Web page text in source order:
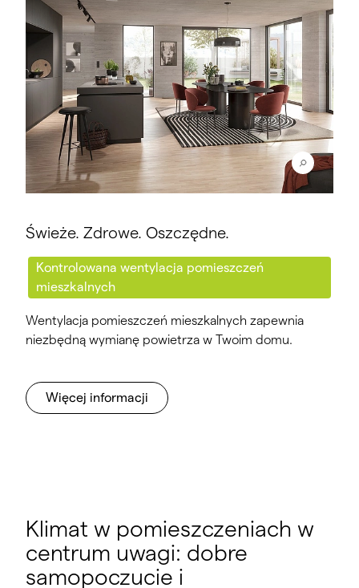
Świeże. Zdrowe. Oszczędne.
Kontrolowana wentylacja pomieszczeń
mieszkalnych
Wentylacja pomieszczeń mieszkalnych zapewnia
niezbędną wymianę powietrza w Twoim domu.
Więcej informacji
Klimat w pomieszczeniach w
centrum uwagi: dobre
samopoczucie i